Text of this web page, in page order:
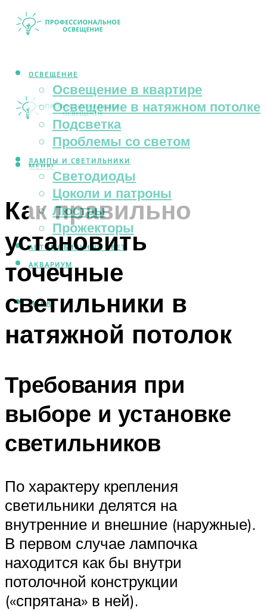
ОСВЕЩЕНИЕ
Освещение в квартире
Освещение в натяжном потолке
Подсветка
Проблемы со светом
ЛАМПЫ И СВЕТИЛЬНИКИ
Светодиоды
Цоколи и патроны
Люстры
Прожекторы
АВТОМОБИЛЬНЫЙ СВЕТ
АКВАРИУМ
МЕНЮ
МЕНЮ
Как правильно
установить
точечные
светильники в
натяжной потолок
Требования при
выборе и установке
светильников
По характеру крепления
светильники делятся на
внутренние и внешние (наружные).
В первом случае лампочка
находится как бы внутри
потолочной конструкции
(«спрятана» в ней).